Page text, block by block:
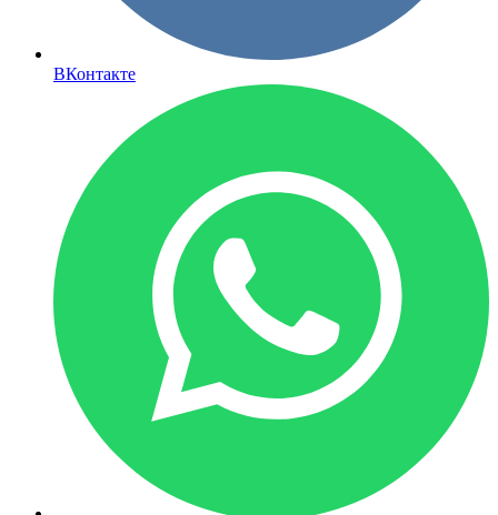
ВКонтакте